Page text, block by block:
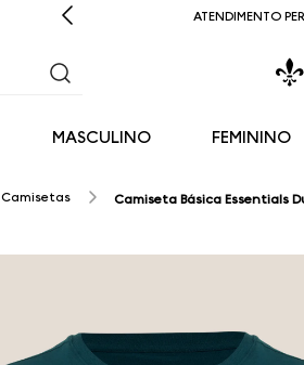
ATENDIMENTO
MASCULINO FEMININO
Camisetas Camiseta Básica Essentials